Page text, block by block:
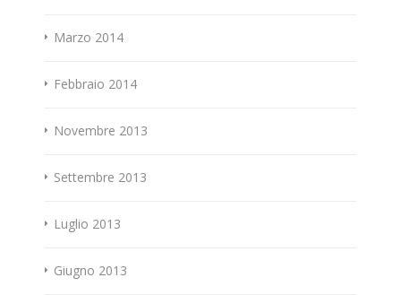
Marzo 2014
Febbraio 2014
Novembre 2013
Settembre 2013
Luglio 2013
Giugno 2013